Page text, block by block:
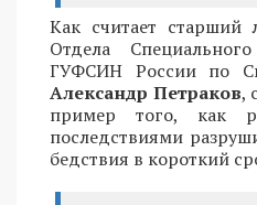
Как считает старший
Отдела
ГУФСИН России по
Александр Петраков,
пример того, как
последствиями
бедствия в короткий